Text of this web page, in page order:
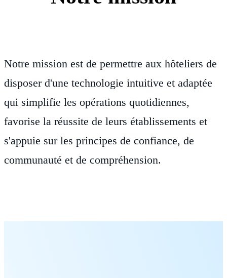
Notre mission est de permettre aux hôteliers de
disposer d'une technologie intuitive et adaptée
qui simplifie les opérations quotidiennes,
favorise la réussite de leurs établissements et
s'appuie sur les principes de confiance, de
communauté et de compréhension.